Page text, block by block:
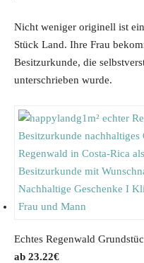
Nicht weniger originell ist
Stück Land. Ihre Frau
Besitzurkunde, die
unterschrieben wurde.
Echtes Regenwald
23.22€